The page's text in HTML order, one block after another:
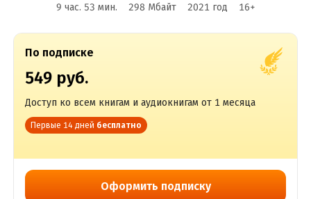
9 час. 53 мин. 298 Мбайт 2021 год 16+
По подписке
549 руб.
Доступ ко всем книгам и аудиокнигам от 1 месяца
Первые 14 дней бесплатно
Оформить подписку